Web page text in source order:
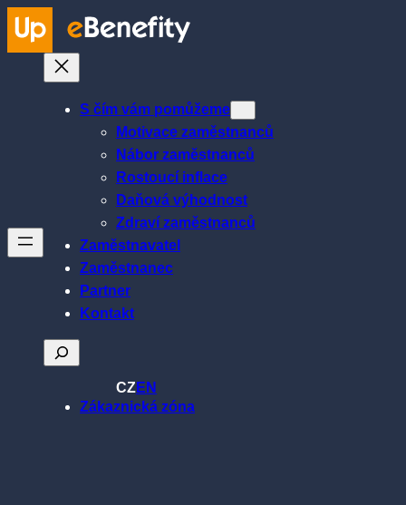
Přeskočit
na
obsah
S čím vám pomůžeme
Motivace zaměstnanců
Nábor zaměstnanců
Rostoucí inflace
Daňová výhodnost
Zdraví zaměstnanců
Zaměstnavatel
Zaměstnanec
Partner
Kontakt
Hledat
CZEN
Zákaznická zóna